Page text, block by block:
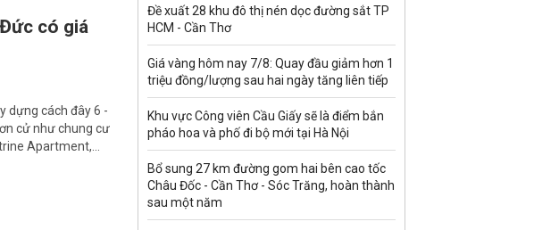
có giá
dựng cách đây 6 -
cử như chung cư
Apartment,...
Đề xuất 28 khu đô thị nén dọc đường sắt TP
HCM - Cần Thơ
Giá vàng hôm nay 7/8: Quay đầu giảm hơn 1
triệu đồng/lượng sau hai ngày tăng liên tiếp
Khu vực Công viên Cầu Giấy sẽ là điểm bắn
pháo hoa và phố đi bộ mới tại Hà Nội
Bổ sung 27 km đường gom hai bên cao tốc
Châu Đốc - Cần Thơ - Sóc Trăng, hoàn thành
sau một năm